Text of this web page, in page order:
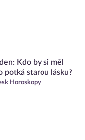
Kdo by si měl
potká starou lásku?
Horoskopy